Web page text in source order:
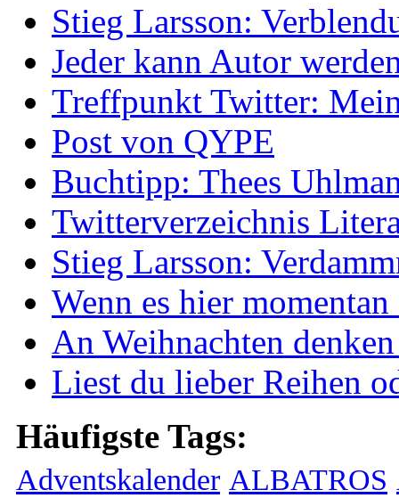
Stieg Larsson:
Jeder kann Autor
Treffpunkt Twitter:
Post von QYPE
Buchtipp: Thees
Twitterverzeichnis
Stieg Larsson:
Wenn es hier
An Weihnachten
Liest du lieber Reihen
Häufigste Tags:
Adventskalender ALBATROS